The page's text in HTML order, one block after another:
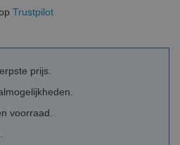
Trustpilot
prijs.
voorraad.